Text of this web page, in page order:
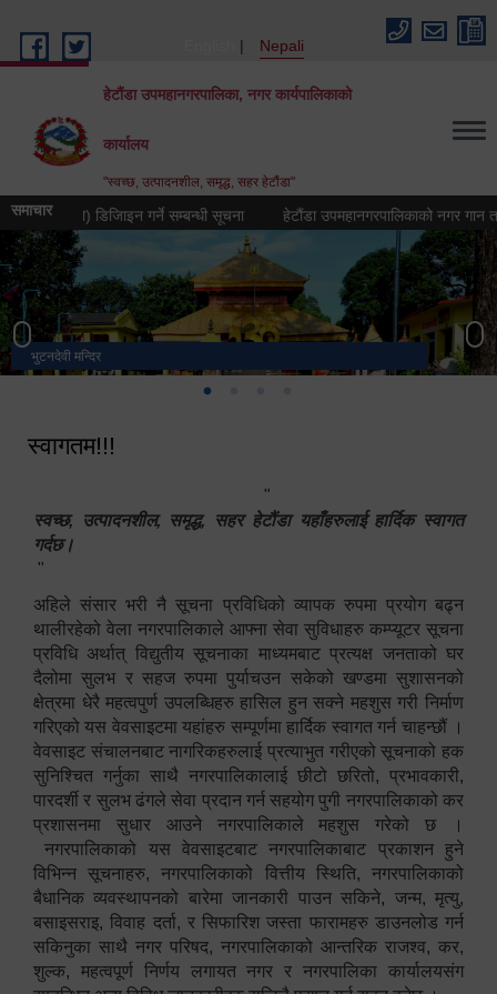
Nepali
हेटौंडा उपमहानगरपालिका, नगर कार्यपालिकाको
कार्यालय
"स्वच्छ, उत्पादनशील, समृद्ध, सहर हेटौंडा"
समाचार
(लोगो) डिजिाइन गर्ने सम्बन्धी सूचना हेटौंडा उपमहानगरपालिकाको नगर गान तयार
भुटनदेवी मन्दिर
स्मारक
हेटौंडा उपमहानगरपालिका नगर कार्यपालिकाको कार्यालय
मनकामना डाँडाबाट देखिएको दृश्य
स्वागतम!!!
"
स्वच्छ, उत्पादनशील, समृद्ध, सहर हेटौंडा यहाँहरुलाई हार्दिक स्वागत
गर्दछ।
"
अहिले संसार भरी नै सूचना प्रविधिको व्यापक रुपमा प्रयोग बढ्न
थालीरहेको वेला नगरपालिकाले आफ्ना सेवा सुविधाहरु कम्प्यूटर सूचना
प्रविधि अर्थात् विद्युतीय सूचनाका माध्यमबाट प्रत्यक्ष जनताको घर
दैलोमा सुलभ र सहज रुपमा पुर्याचउन सकेको खण्डमा सुशासनको
क्षेत्रमा धेरै महत्वपुर्ण उपलब्धिहरु हासिल हुन सक्ने महशुस गरी निर्माण
गरिएको यस वेवसाइटमा यहांहरु सम्पूर्णमा हार्दिक स्वागत गर्न चाहन्छौं ।
वेवसाइट संचालनबाट नागरिकहरुलाई प्रत्याभुत गरीएको सूचनाको हक
सुनिश्चित गर्नुका साथै नगरपालिकालाई छीटो छरितो, प्रभावकारी,
पारदर्शी र सुलभ ढंगले सेवा प्रदान गर्न सहयोग पुगी नगरपालिकाको कर
प्रशासनमा सुधार आउने नगरपालिकाले महशुस गरेको छ ।
नगरपालिकाको यस वेवसाइटबाट नगरपालिकाबाट प्रकाशन हुने
विभिन्न सूचनाहरु, नगरपालिकाको वित्तीय स्थिति, नगरपालिकाको
बैधानिक व्यवस्थापनको बारेमा जानकारी पाउन सकिने, जन्म, मृत्यु,
बसाइसराइ, विवाह दर्ता, र सिफारिश जस्ता फारामहरु डाउनलोड गर्न
सकिनुका साथै नगर परिषद, नगरपालिकाको आन्तरिक राजश्व, कर,
शुल्क, महत्वपूर्ण निर्णय लगायत नगर र नगरपालिका कार्यालयसंग